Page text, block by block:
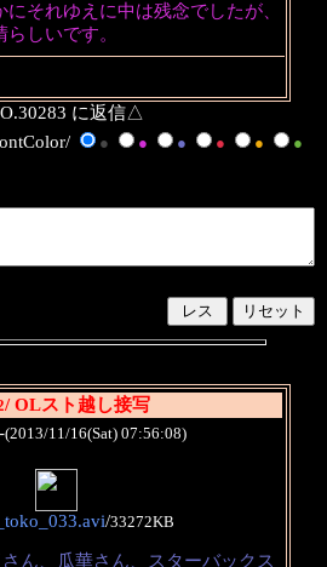
にそれゆえに中は残念でしたが、
らしいです。
に返信△
● ● ● ● ●
●
/ OLスト越し接写
(2013/11/16(Sat) 07:56:08)
/33272KB
ん、瓜華さん、スターバックス